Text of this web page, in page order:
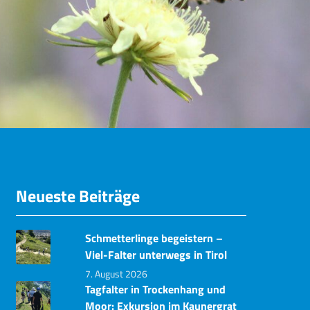
Neueste Beiträge
Schmetterlinge begeistern –
Viel-Falter unterwegs in Tirol
7. August 2026
Tagfalter in Trockenhang und
Moor: Exkursion im Kaunergrat